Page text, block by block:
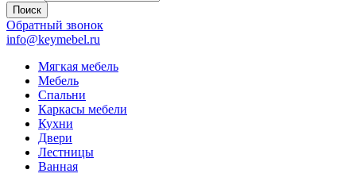
Обратный звонок
info@keymebel.ru
Мягкая мебель
Мебель
Спальни
Каркасы мебели
Кухни
Двери
Лестницы
Ванная